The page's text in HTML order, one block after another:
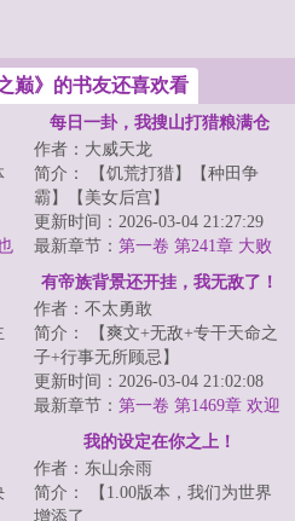
巅》的书友还喜欢看
每日一卦，我搜山打猎粮满仓
作者：大威天龙
简介： 【饥荒打猎】【种田争
霸】【美女后宫】
穿越王朝末年，正值饥...
更新时间：2026-03-04 21:27:29
最新章节： 第一卷 第241章 大败
有帝族背景还开挂，我无敌了！
作者：不太勇敢
简介： 【爽文+无敌+专干天命之
子+行事无所顾忌】
帝族一怒，浮尸...
更新时间：2026-03-04 21:02:08
最新章节： 第一卷 第1469章 欢迎
进入地狱，被盯上了
我的设定在你之上！
作者：东山余雨
简介： 【1.00版本，我们为世界
增添了